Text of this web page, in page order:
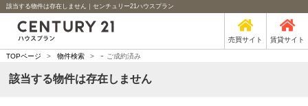
該当する物件は存在しません｜センチュリー21ハウスプラン
売買サイト 賃貸サイト
TOPページ > 物件検索 > - ご成約済み
該当する物件は存在しません